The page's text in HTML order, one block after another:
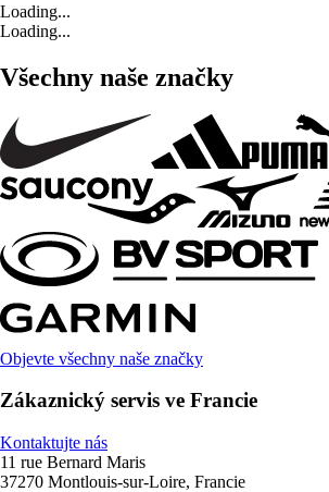
Loading...
Loading...
Všechny naše značky
Objevte všechny naše značky
Zákaznický servis ve Francie
Kontaktujte nás
11 rue Bernard Maris
37270 Montlouis-sur-Loire, Francie